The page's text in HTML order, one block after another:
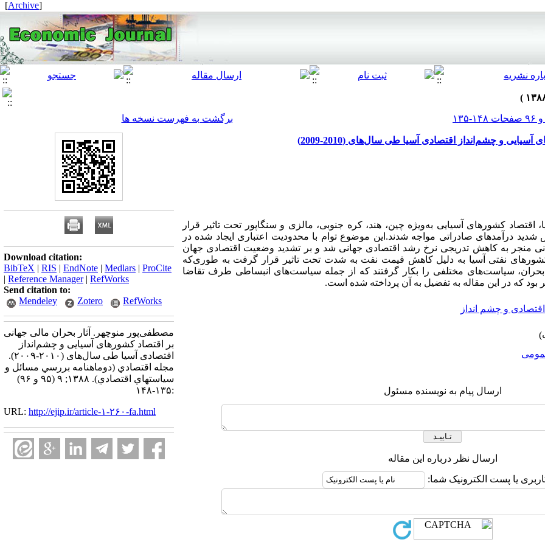
[
Archive
]
برگشت به فهرست نسخه ها
و چشم‌انداز اقتصادی آسیا طی سال‌های (2010-2009)
اقتصاد کشور‌های آسیایی به‌ویژه چین، هند، کره جنوبی، مالزی و سنگاپور تحت تاثیر قرار
درآمد‌های صادراتی مواجه شدند.این موضوع توام با محدودیت اعتباری ایجاد شده در
منجر به کاهش تدریجی نرخ رشد اقتصادی جهانی شد و بر تشدید وضعیت اقتصادی جهان
کشور‌های نفتی آسیا به دلیل کاهش قیمت نفت به شدت تحت تاثیر قرار گرفت به طوری‌که
سیاست‌های مختلفی را بکار گرفتند که از جمله سیاست‌های انبساطی طرف تقاضا
که در این مقاله به تفضیل به آن پرداخته شده است.
و چشم انداز
ارسال پیام به نویسنده مسئول
ارسال نظر درباره این مقاله
یا پست الکترونیک شما:
Download citation:
BibTeX | RIS | EndNote | Medlars | ProCite
| Reference Manager| RefWorks
Send citation to:
Mendeley
Zotero RefWorks
مصطفی‌پور منوچهر. آثار بحران مالی جهانی
بر اقتصاد کشورهای آسیایی و چشم‌انداز
اقتصادی آسیا طی سال‌های (۲۰۱۰-۲۰۰۹).
مجله اقتصادي (دوماهنامه بررسي مسائل و
سياستهاي اقتصادي). ۱۳۸۸; ۹ (۹۵ و ۹۶)
:۱۳۵-۱۴۸
URL: http://ejip.ir/article-۱-۲۶۰-fa.html